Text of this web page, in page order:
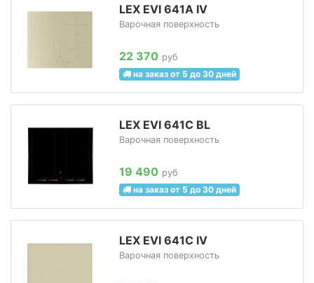
LEX EVI 641A IV
Варочная поверхность
22 370 руб
на заказ от 5 до 30 дней
LEX EVI 641C BL
Варочная поверхность
19 490 руб
на заказ от 5 до 30 дней
LEX EVI 641С IV
Варочная поверхность